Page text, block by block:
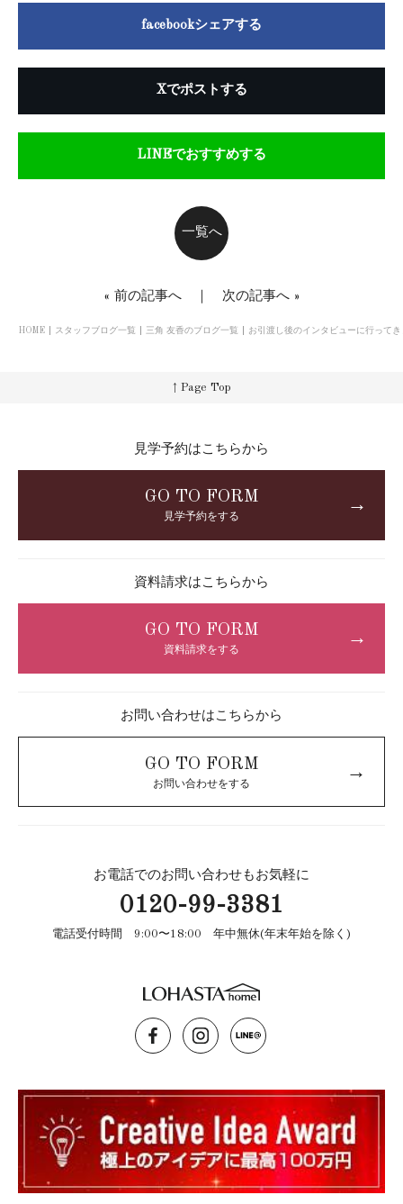
facebookシェアする
Xでポストする
LINEでおすすめする
一覧へ
« 前の記事へ｜ 次の記事へ»
HOME スタッフブログ一覧 三角 友香のブログ一覧 お引渡し後のインタビューに行って
↑ Page Top
見学予約はこちらから
GO TO FORM
見学予約をする
→
資料請求はこちらから
GO TO FORM
資料請求をする
→
お問い合わせはこちらから
GO TO FORM
お問い合わせをする
→
お電話でのお問い合わせもお気軽に
0120-99-3381
電話受付時間 9:00〜18:00 年中無休(年末年始を除く)